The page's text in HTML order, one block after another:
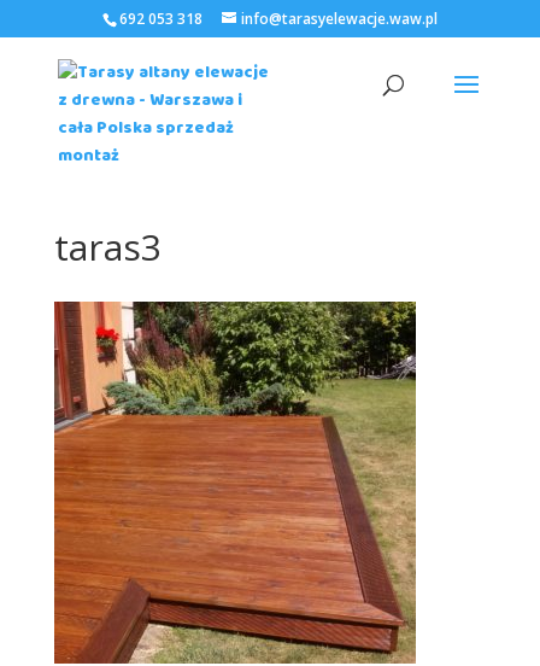
692 053 318 info@tarasyelewacje.waw.pl
taras3